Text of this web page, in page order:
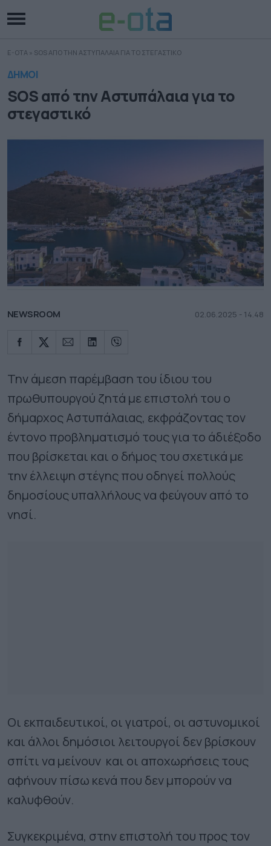
E-OTA » SOS ΑΠΟ ΤΗΝ ΑΣΤΥΠΑΛΑΙΑ ΓΙΑ ΤΟ ΣΤΕΓΑΣΤΙΚΟ
ΔΗΜΟΙ
SOS από την Αστυπάλαια για το
στεγαστικό
NEWSROOM 02.06.2025 - 14.48
Την άμεση παρέμβαση του ίδιου του
πρωθυπουργού ζητά με επιστολή του ο
δήμαρχος Αστυπάλαιας, εκφράζοντας τον
έντονο προβληματισμό τους για το άδιέξοδο
που βρίσκεται και ο δήμος του σχετικά με
την έλλειψη στέγης που οδηγεί πολλούς
δημοσίους υπαλλήλους να φεύγουν από το
νησί.
Οι εκπαιδευτικοί, οι γιατροί, οι αστυνομικοί
και άλλοι δημόσιοι λειτουργοί δεν βρίσκουν
σπίτι να μείνουν και οι αποχωρήσεις τους
αφήνουν πίσω κενά που δεν μπορούν να
καλυφθούν.
Συγκεκριμένα, στην επιστολή του προς τον